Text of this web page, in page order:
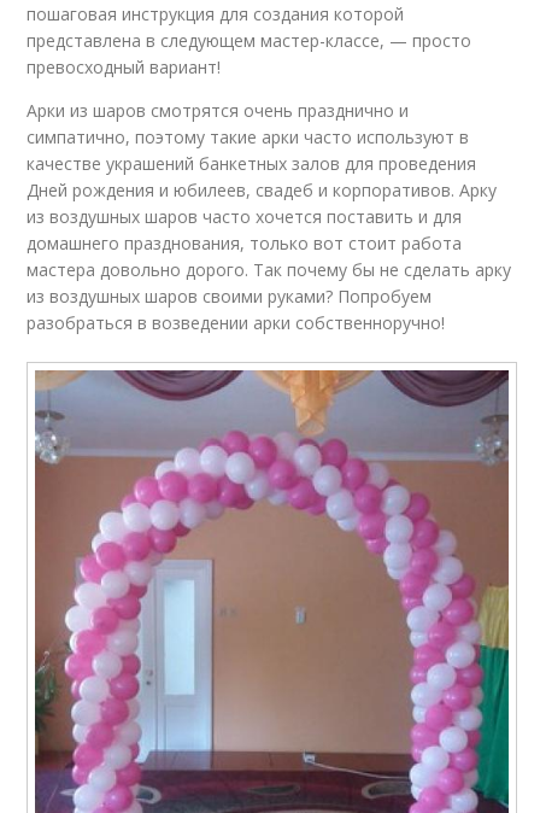
пошаговая инструкция для создания которой
представлена в следующем мастер-классе, — просто
превосходный вариант!
Арки из шаров смотрятся очень празднично и
симпатично, поэтому такие арки часто используют в
качестве украшений банкетных залов для проведения
Дней рождения и юбилеев, свадеб и корпоративов. Арку
из воздушных шаров часто хочется поставить и для
домашнего празднования, только вот стоит работа
мастера довольно дорого. Так почему бы не сделать арку
из воздушных шаров своими руками? Попробуем
разобраться в возведении арки собственноручно!